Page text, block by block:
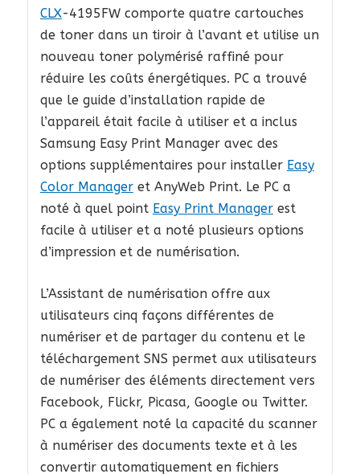
CLX-4195FW comporte quatre cartouches
de toner dans un tiroir à l’avant et utilise un
nouveau toner polymérisé raffiné pour
réduire les coûts énergétiques. PC a trouvé
que le guide d’installation rapide de
l’appareil était facile à utiliser et a inclus
Samsung Easy Print Manager avec des
options supplémentaires pour installer Easy
Color Manageret AnyWeb Print. Le PC a
noté à quel point Easy Print Managerest
facile à utiliser et a noté plusieurs options
d’impression et de numérisation.
L’Assistant de numérisation offre aux
utilisateurs cinq façons différentes de
numériser et de partager du contenu et le
téléchargement SNS permet aux utilisateurs
de numériser des éléments directement vers
Facebook, Flickr, Picasa, Google ou Twitter.
PC a également noté la capacité du scanner
à numériser des documents texte et à les
convertir automatiquement en fichiers